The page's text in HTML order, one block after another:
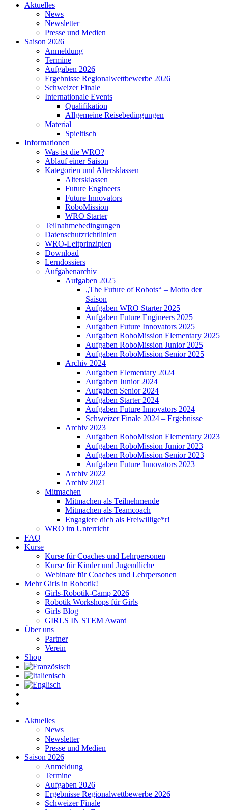
Aktuelles
News
Newsletter
Presse und Medien
Saison 2026
Anmeldung
Termine
Aufgaben 2026
Ergebnisse Regionalwettbewerbe 2026
Schweizer Finale
Internationale Events
Qualifikation
Allgemeine Reisebedingungen
Material
Spieltisch
Informationen
Was ist die WRO?
Ablauf einer Saison
Kategorien und Altersklassen
Altersklassen
Future Engineers
Future Innovators
RoboMission
WRO Starter
Teilnahmebedingungen
Datenschutzrichtlinien
WRO-Leitprinzipien
Download
Lerndossiers
Aufgabenarchiv
Aufgaben 2025
„The Future of Robots“ – Motto der
Saison
Aufgaben WRO Starter 2025
Aufgaben Future Engineers 2025
Aufgaben Future Innovators 2025
Aufgaben RoboMission Elementary 2025
Aufgaben RoboMission Junior 2025
Aufgaben RoboMission Senior 2025
Archiv 2024
Aufgaben Elementary 2024
Aufgaben Junior 2024
Aufgaben Senior 2024
Aufgaben Starter 2024
Aufgaben Future Innovators 2024
Schweizer Finale 2024 – Ergebnisse
Archiv 2023
Aufgaben RoboMission Elementary 2023
Aufgaben RoboMission Junior 2023
Aufgaben RoboMission Senior 2023
Aufgaben Future Innovators 2023
Archiv 2022
Archiv 2021
Mitmachen
Mitmachen als Teilnehmende
Mitmachen als Teamcoach
Engagiere dich als Freiwillige*r!
WRO im Unterricht
FAQ
Kurse
Kurse für Coaches und Lehrpersonen
Kurse für Kinder und Jugendliche
Webinare für Coaches und Lehrpersonen
Mehr Girls in Robotik!
Girls-Robotik-Camp 2026
Robotik Workshops für Girls
Girls Blog
GIRLS IN STEM Award
Über uns
Partner
Verein
Shop
Aktuelles
News
Newsletter
Presse und Medien
Saison 2026
Anmeldung
Termine
Aufgaben 2026
Ergebnisse Regionalwettbewerbe 2026
Schweizer Finale